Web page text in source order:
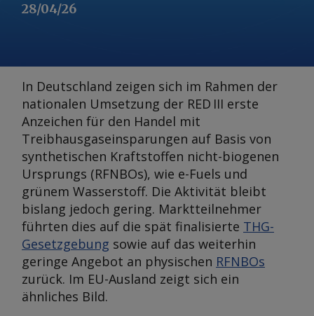
28/04/26
In Deutschland zeigen sich im Rahmen der
nationalen Umsetzung der RED III erste
Anzeichen für den Handel mit
Treibhausgaseinsparungen auf Basis von
synthetischen Kraftstoffen nicht-biogenen
Ursprungs (RFNBOs), wie e-Fuels und
grünem Wasserstoff. Die Aktivität bleibt
bislang jedoch gering. Marktteilnehmer
führten dies auf die spät finalisierte THG-
Gesetzgebung sowie auf das weiterhin
geringe Angebot an physischen RFNBOs
zurück. Im EU-Ausland zeigt sich ein
ähnliches Bild.